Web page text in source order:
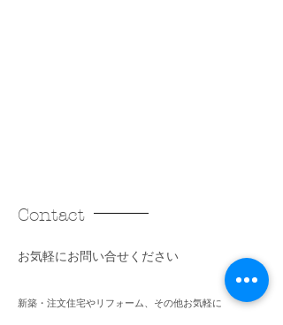
Contact
​お気軽にお問い合せください
新築・注文住宅やリフォーム、その他お気軽に